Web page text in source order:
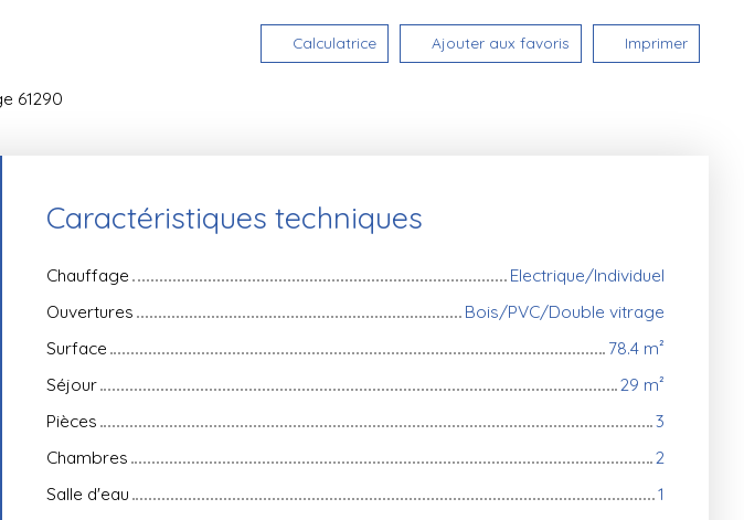
Calculatrice Ajouter aux favoris Imprimer
61290
Caractéristiques techniques
Chauffage
Electrique/Individuel
Ouvertures
Bois/PVC/Double vitrage
Surface
78.4 m²
Séjour
29 m²
Pièces
3
Chambres
2
Salle d'eau
1